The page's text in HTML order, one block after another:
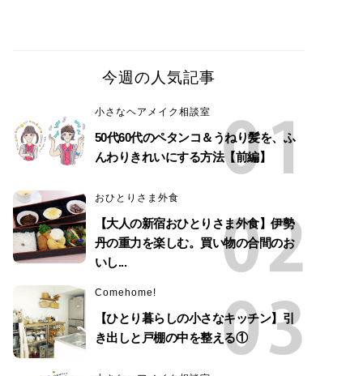
今週の人気記事
小さなヘアメイク相談室
50代60代のペタンコ＆うねり髪を、ふ
んわりきれいにする方法【前編】
おひとりさま外食
【大人の新宿おひとりさま外食】伊勢
丹の重力を楽しむ。買い物の合間のお
いし...
Comehome!
【ひとり暮らしの小さなキッチン】引
き出しと戸棚の中を整える①